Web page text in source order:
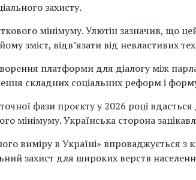
захисту.
мінімуму. Улютін зазначив, що
зміст, відв’язати від невластивих
платформи для діалогу між
складних соціальних реформ і
фази проєкту у 2026 році
мінімуму. Українська сторона
виміру в Україні» впроваджується
захист для широких верств